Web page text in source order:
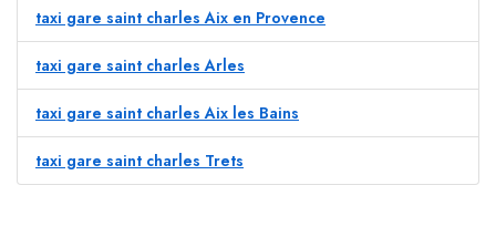
taxi gare saint charles Aix en Provence
taxi gare saint charles Arles
taxi gare saint charles Aix les Bains
taxi gare saint charles Trets